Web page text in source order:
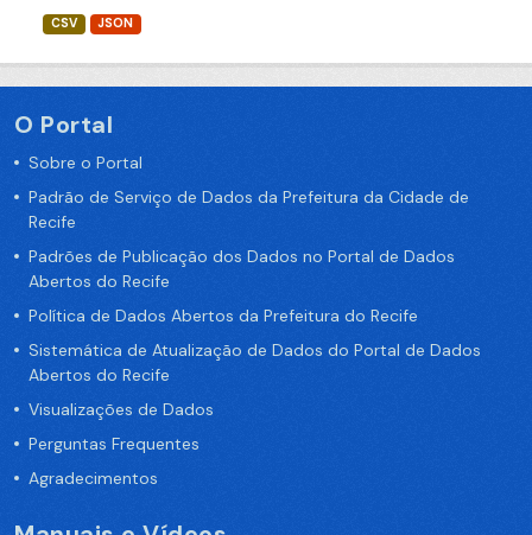
CSV JSON
O Portal
Sobre o Portal
Padrão de Serviço de Dados da Prefeitura da Cidade de
Recife
Padrões de Publicação dos Dados no Portal de Dados
Abertos do Recife
Política de Dados Abertos da Prefeitura do Recife
Sistemática de Atualização de Dados do Portal de Dados
Abertos do Recife
Visualizações de Dados
Perguntas Frequentes
Agradecimentos